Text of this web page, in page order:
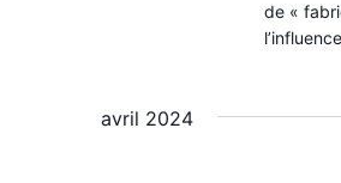
de «
avril 2024